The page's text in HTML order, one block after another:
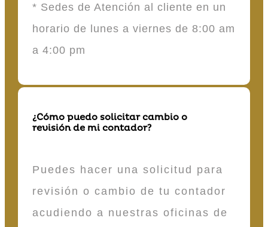
* Sedes de Atención al cliente en un
horario de lunes a viernes de 8:00 am
a 4:00 pm
¿Cómo puedo solicitar cambio o
revisión de mi contador?
Puedes hacer una solicitud para
revisión o cambio de tu contador
acudiendo a nuestras oficinas de